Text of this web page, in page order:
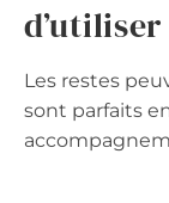
d’utiliser
Les restes
sont parfaits